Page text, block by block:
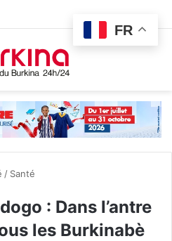
/ Santé
: Dans l’antre
les Burkinabè
FR